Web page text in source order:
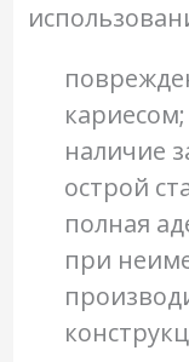
кариесом;
наличие
острой
полная
при